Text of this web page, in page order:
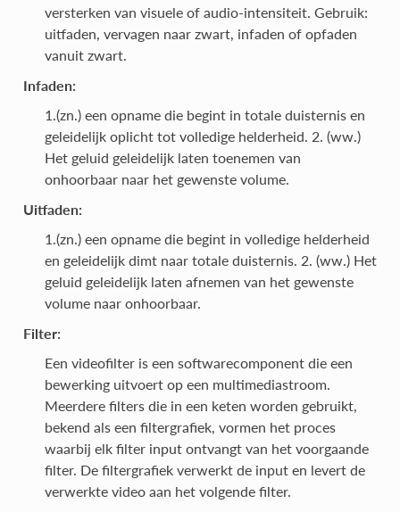
versterken van visuele of audio-intensiteit. Gebruik:
uitfaden, vervagen naar zwart, infaden of opfaden
vanuit zwart.
Infaden:
1.(zn.) een opname die begint in totale duisternis en
geleidelijk oplicht tot volledige helderheid. 2. (ww.)
Het geluid geleidelijk laten toenemen van
onhoorbaar naar het gewenste volume.
Uitfaden:
1.(zn.) een opname die begint in volledige helderheid
en geleidelijk dimt naar totale duisternis. 2. (ww.) Het
geluid geleidelijk laten afnemen van het gewenste
volume naar onhoorbaar.
Filter:
Een videofilter is een softwarecomponent die een
bewerking uitvoert op een multimediastroom.
Meerdere filters die in een keten worden gebruikt,
bekend als een filtergrafiek, vormen het proces
waarbij elk filter input ontvangt van het voorgaande
filter. De filtergrafiek verwerkt de input en levert de
verwerkte video aan het volgende filter.